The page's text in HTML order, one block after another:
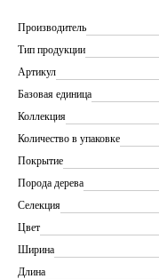
Производитель
Тип продукции
Артикул
Базовая единица
Коллекция
Количество в упаковке
Покрытие
Порода дерева
Селекция
Цвет
Ширина
Длина